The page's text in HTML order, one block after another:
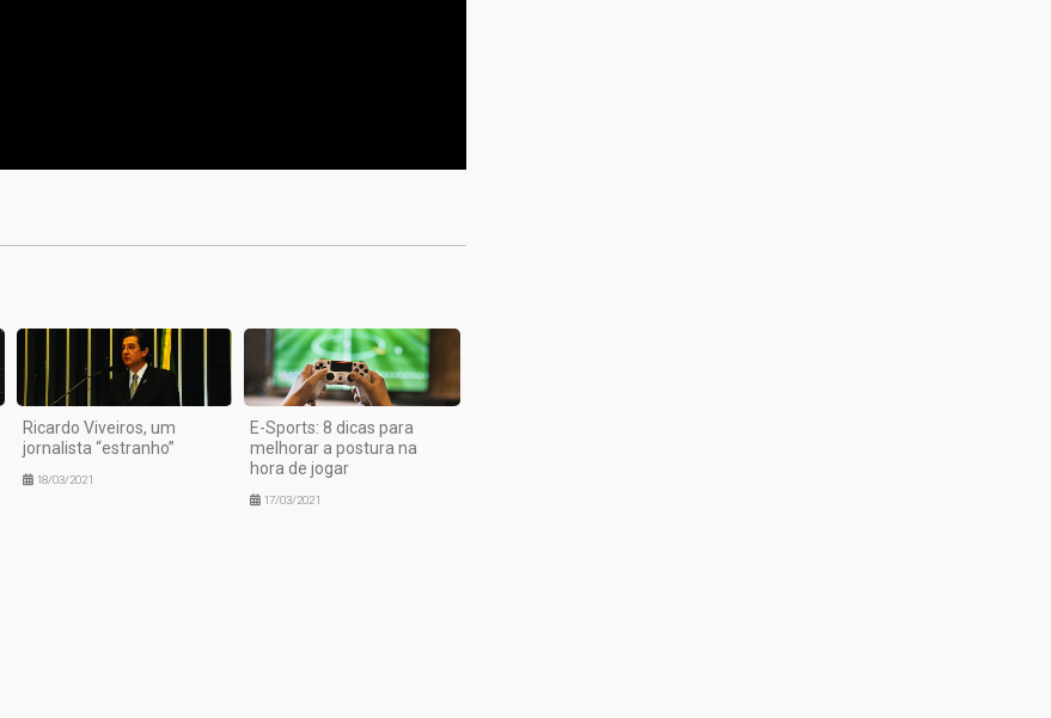
Ricardo Viveiros, um
jornalista “estranho”
18/03/2021
E-Sports: 8 dicas para
melhorar a postura na
hora de jogar
17/03/2021